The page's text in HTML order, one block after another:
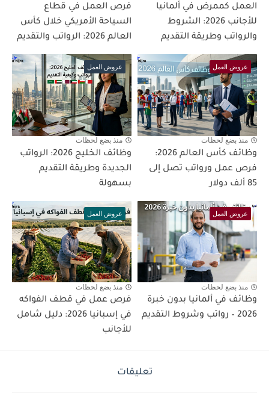
العمل كممرض في ألمانيا
للأجانب 2026: الشروط
والرواتب وطريقة التقديم
فرص العمل في قطاع
السياحة الأمريكي خلال كأس
العالم 2026: الرواتب والتقديم
عروض العمل
منذ بضع لحظات
وظائف كأس العالم 2026:
فرص عمل ورواتب تصل إلى
85 ألف دولار
عروض العمل
منذ بضع لحظات
وظائف الخليج 2026: الرواتب
الجديدة وطريقة التقديم
بسهولة
عروض العمل
منذ بضع لحظات
وظائف في ألمانيا بدون خبرة
2026 – رواتب وشروط التقديم
عروض العمل
منذ بضع لحظات
فرص عمل في قطف الفواكه
في إسبانيا 2026: دليل شامل
للأجانب
تعليقات